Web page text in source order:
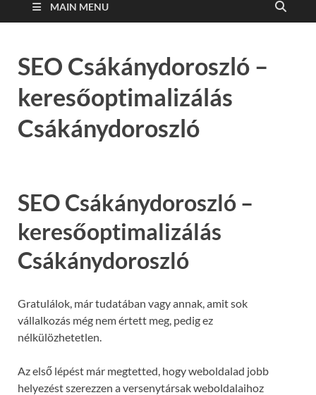
MAIN MENU
SEO Csákánydoroszló –
keresőoptimalizálás
Csákánydoroszló
SEO Csákánydoroszló –
keresőoptimalizálás
Csákánydoroszló
Gratulálok, már tudatában vagy annak, amit sok
vállalkozás még nem értett meg, pedig ez
nélkülözhetetlen.
Az első lépést már megtetted, hogy weboldalad jobb
helyezést szerezzen a versenytársak weboldalaihoz